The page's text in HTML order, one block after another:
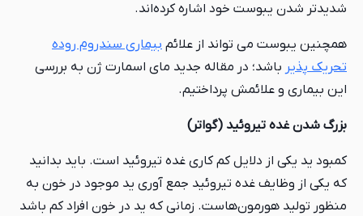
شدیدتر شدن یبوست خود اشاره کرده‌اند.
همچنین یبوست می تواند از علائم بیماری سندروم روده
تحریک پذیر باشد؛ در مقاله جدید مای اسمارت ژن به بررسی
این بیماری و علائمش پرداختیم.
بزرگ شدن غده تیروئید (گواتر)
کمبود ید یکی از دلایل کم کاری غده تیروئید است. باید بدانید
که یکی از وظایف غده تیروئید جمع آوری ید موجود در خون به
منظور تولید هورمون‌هاست. زمانی که ید در خون افراد کم باشد